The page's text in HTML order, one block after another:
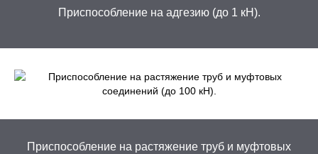
Приспособление на адгезию (до 1 кН).
Приспособление на растяжение труб и муфтовых